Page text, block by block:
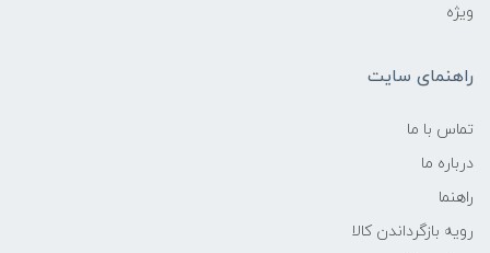
ویژه
راهنمای سایت
تماس با ما
درباره ما
راهنما
رویه‌ بازگرداندن کالا